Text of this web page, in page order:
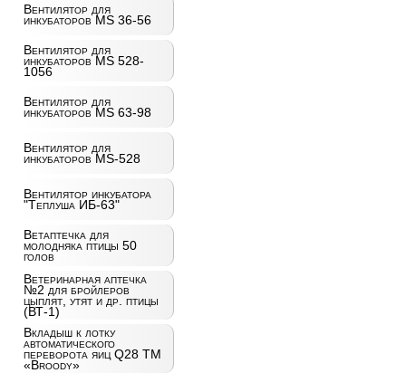
Вентилятор для
инкубаторов MS 36-56
Вентилятор для
инкубаторов MS 528-
1056
Вентилятор для
инкубаторов MS 63-98
Вентилятор для
инкубаторов MS-528
Вентилятор инкубатора
"Теплуша ИБ-63"
Ветаптечка для
молодняка птицы 50
голов
Ветеринарная аптечка
№2 для бройлеров
цыплят, утят и др. птицы
(ВТ-1)
Вкладыш к лотку
автоматического
переворота яиц Q28 ТМ
«Broody»